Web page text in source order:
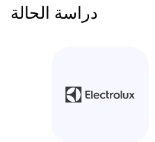
دراسة الحالة